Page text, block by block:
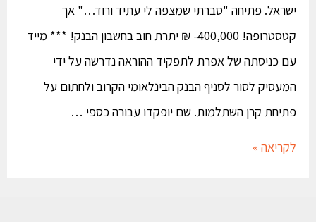
ישראל. פתיחה "סברתי שמצפה לי עתיד ורוד…" אך
קטסטרופה! 400,000- ₪ יתרת חוב בחשבון הבנק! *** מייד
עם כניסתה של אפרת לתפקיד ההוראה נדרשה על ידי
המעסיק לסור לסניף הבנק הבינלאומי הקרוב ולחתום על
פתיחת קרן השתלמות. שם יופקדו עבורה כספי …
לקריאה »